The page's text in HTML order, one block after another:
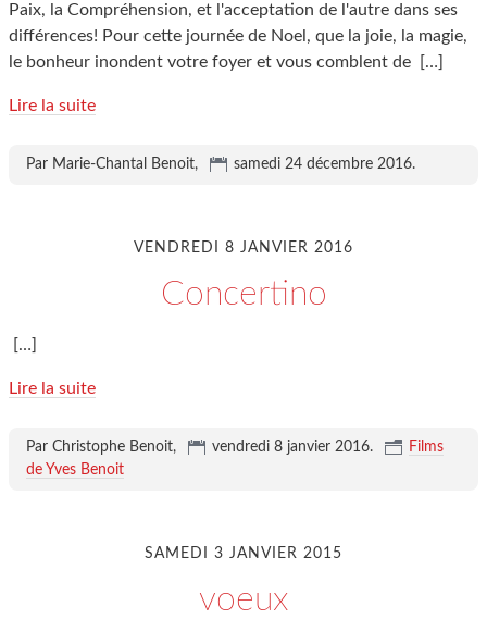
Paix, la Compréhension, et l'acceptation de l'autre dans ses
différences! Pour cette journée de Noel, que la joie, la magie,
le bonheur inondent votre foyer et vous comblent de
[…]
Lire la suite
Par Marie-Chantal Benoit, samedi 24 décembre 2016.
VENDREDI 8 JANVIER 2016
Concertino
[…]
Lire la suite
Par Christophe Benoit, vendredi 8 janvier 2016.
Films
de Yves Benoit
SAMEDI 3 JANVIER 2015
voeux